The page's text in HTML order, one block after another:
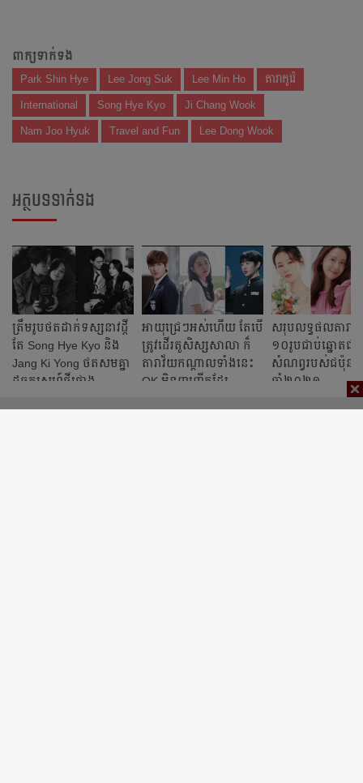
ពាក្យទាក់ទង
Park Shin Hye Lee Jong Suk Lee Min Ho តារាកូរ៉េ
International Song Hye Kyo Ji Chang Wook
Nam Joo Hyuk Travel and Fun Lee Dong Wook
អត្ថបទទាក់ទង
ត្រឹមរូបថតដាក់ទស្សនាវដ្ដី
តែ Song Hye Kyo និង
Jang Ki Yong ថតសមគ្នា
ដូចគូស្នេហ៍ថ្មីថ្មោង
អាយុជ្រេៗអស់ហើយ តែបើ​
ត្រូវដើរតួសិស្សសាលា ក៏
តារាវ័យកណ្ដាលទាំងនេះ
OK មិនញញើតដែរ
សរុបលទ្ធផលតារា​កូ
១០រូបជាប់ឆ្នោតជ
សំណព្វរបស់ជប៉ុន ប្
ឆ្នាំ២០២១